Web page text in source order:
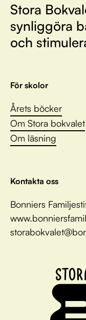
Stora
synliggöra
och
För skolor
Årets böcker
Om Stora bokvalet
Om läsning
Kontakta oss
Bonniers